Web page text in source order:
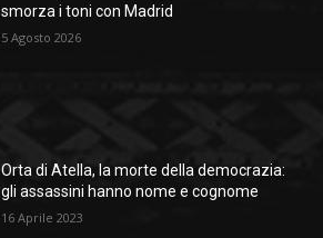
smorza i toni con Madrid
5 Agosto 2026
Orta di Atella, la morte della democrazia:
gli assassini hanno nome e cognome
16 Aprile 2023